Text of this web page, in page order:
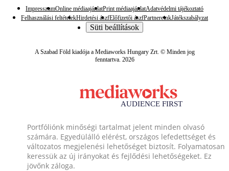
ImpresszumOnline médiaajánlatPrint médiaajánlatAdatvédelmi tájékoztató
Felhasználási feltételekHirdetési ászfElőfizetői ászfPartnereinkJátékszabályzat
Süti beállítások
A Szabad Föld kiadója a Mediaworks Hungary Zrt. © Minden jog
fenntartva. 2026
Portfóliónk minőségi tartalmat jelent minden olvasó
számára. Egyedülálló elérést, országos lefedettséget és
változatos megjelenési lehetőséget biztosít. Folyamatosan
keressük az új irányokat és fejlődési lehetőségeket. Ez
jövőnk záloga.